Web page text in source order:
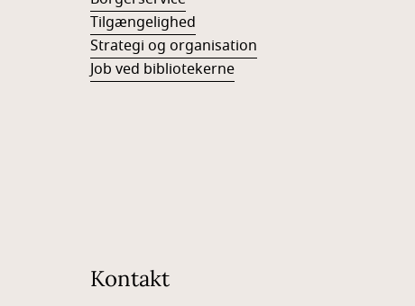
Tilgængelighed
Strategi og organisation
Job ved bibliotekerne
Kontakt